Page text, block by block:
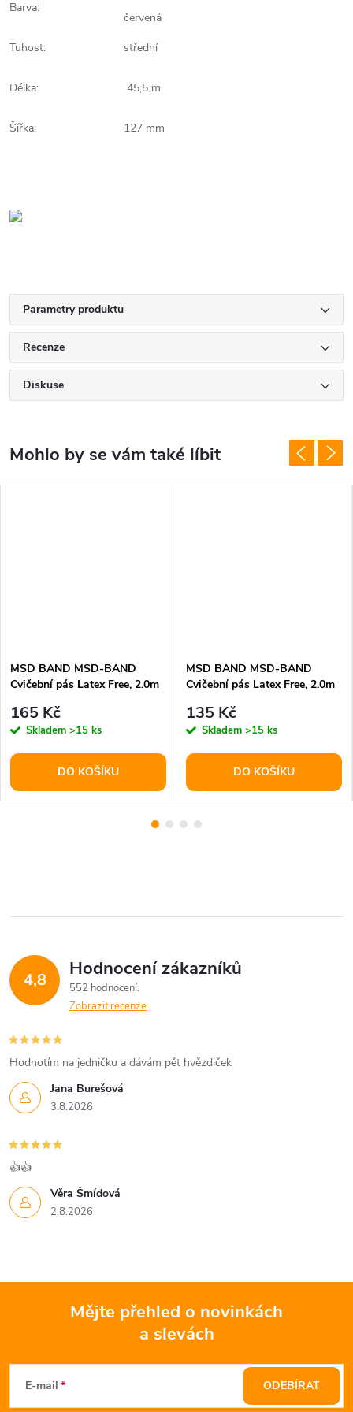
Barva:
červená
Tuhost:
střední
Délka: 45,5 m
Šířka: 127 mm
Parametry produktu
Recenze
Diskuse
MSD BAND MSD-BAND
Cvičební pás Latex Free, 2.0m
165 Kč
Skladem >15 ks
DO KOŠÍKU
MSD BAND MSD-BAND
Cvičební pás Latex Free, 2.0m
135 Kč
Skladem >15 ks
DO KOŠÍKU
4,8 Hodnocení zákazníků
552 hodnocení
Zobrazit recenze
Jana Burešová
3.8.2026
Hodnotím na jedničku a dávám pět hvězdiček
Věra Šmídová
2.8.2026
👍👍
Mějte přehled o novinkách
a slevách
E-mail ODEBÍRAT